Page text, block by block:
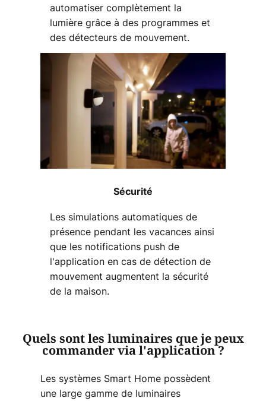
automatiser complètement la
lumière grâce à des programmes et
des détecteurs de mouvement.
Sécurité
Les simulations automatiques de
présence pendant les vacances ainsi
que les notifications push de
l'application en cas de détection de
mouvement augmentent la sécurité
de la maison.
Quels sont les luminaires que je peux
commander via l'application ?
Les systèmes Smart Home possèdent
une large gamme de luminaires